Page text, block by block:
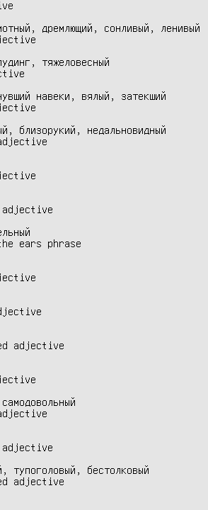
дремлющий, сонливый, ленивый
тяжеловесный
навеки, вялый, затекший
близорукий, недальновидный
ears phrase
adjective
тупоголовый, бестолковый
adjective